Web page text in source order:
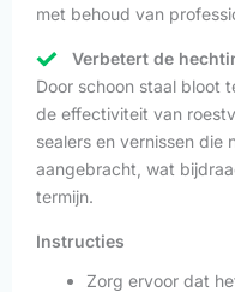
met behoud van
Verbetert de
Door schoon staal bloot
de effectiviteit van
sealers en vernissen die
aangebracht, wat
termijn.
Instructies
Zorg ervoor dat